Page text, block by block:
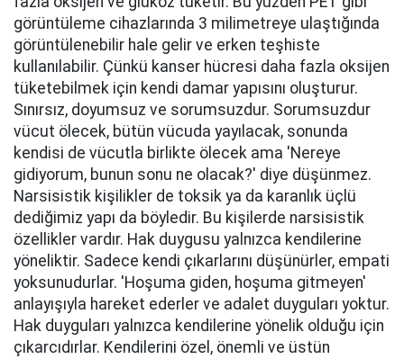
görüntüleme cihazlarında 3 milimetreye ulaştığında
görüntülenebilir hale gelir ve erken teşhiste
kullanılabilir. Çünkü kanser hücresi daha fazla oksijen
tüketebilmek için kendi damar yapısını oluşturur.
Sınırsız, doyumsuz ve sorumsuzdur. Sorumsuzdur
vücut ölecek, bütün vücuda yayılacak, sonunda
kendisi de vücutla birlikte ölecek ama 'Nereye
gidiyorum, bunun sonu ne olacak?' diye düşünmez.
Narsisistik kişilikler de toksik ya da karanlık üçlü
dediğimiz yapı da böyledir. Bu kişilerde narsisistik
özellikler vardır. Hak duygusu yalnızca kendilerine
yöneliktir. Sadece kendi çıkarlarını düşünürler, empati
yoksunudurlar. 'Hoşuma giden, hoşuma gitmeyen'
anlayışıyla hareket ederler ve adalet duyguları yoktur.
Hak duyguları yalnızca kendilerine yönelik olduğu için
çıkarcıdırlar. Kendilerini özel, önemli ve üstün